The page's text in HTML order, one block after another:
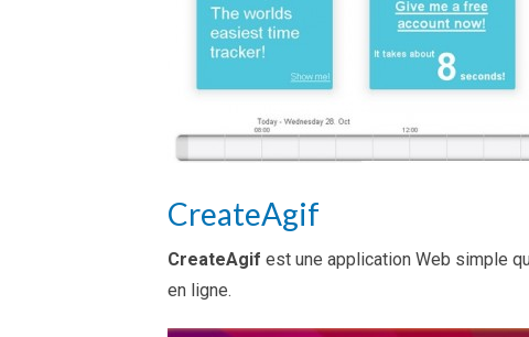
CreateAgif
CreateAgif est une application Web simple
en ligne.